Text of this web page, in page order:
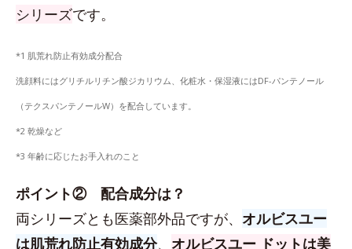
シリーズです。
*1 肌荒れ防止有効成分配合
洗顔料にはグリチルリチン酸ジカリウム、化粧水・保湿液にはDF-パンテノール
（テクスパンテノールW）を配合しています。
*2 乾燥など
*3 年齢に応じたお手入れのこと
ポイント② 配合成分は？
両シリーズとも医薬部外品ですが、 オルビスユー
は肌荒れ防止有効成分、 オルビスユー ドットは美